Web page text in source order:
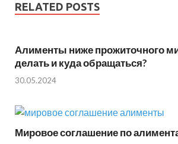
RELATED POSTS
Алименты ниже прожиточного
делать и куда обращаться?
30.05.2024
Мировое соглашение по